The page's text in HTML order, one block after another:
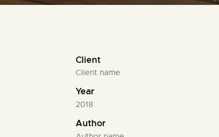
Client
Client name
Year
2018
Author